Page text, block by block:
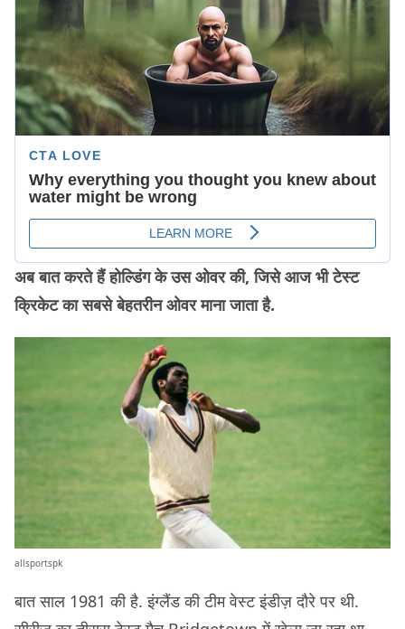
अब बात करते हैं होल्डिंग के उस ओवर की, जिसे आज भी टेस्ट
क्रिकेट का सबसे बेहतरीन ओवर माना जाता है.
allsportspk
बात साल 1981 की है. इंग्लैंड की टीम वेस्ट इंडीज़ दौरे पर थी.